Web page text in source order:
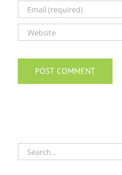
Search
for: